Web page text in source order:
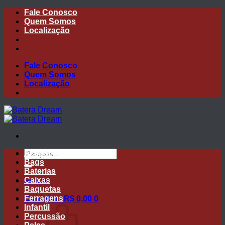
Skip
content
Fale Conosco
Quem Somos
Localização
Fale Conosco
Quem Somos
Localização
Pesquisar
por:
Entrar
Carrinho / R$ 0,00 0
Acessórios
Bags
Baterias
Caixas
Baquetas
Ferragens
Infantil
Percussão